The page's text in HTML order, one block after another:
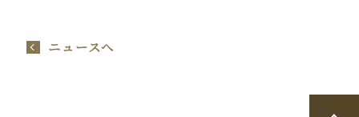
ニュースへ